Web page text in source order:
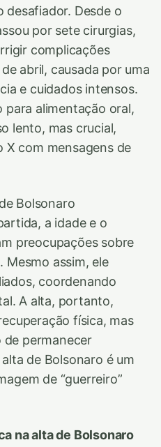
desafiador. Desde o
por sete cirurgias,
complicações
abril, causada por uma
e cuidados intensos.
para alimentação oral,
lento, mas crucial,
X com mensagens de
Bolsonaro
a idade e o
preocupações sobre
Mesmo assim, ele
coordenando
A alta, portanto,
física, mas
permanecer
de Bolsonaro é um
de “guerreiro”
na alta de Bolsonaro